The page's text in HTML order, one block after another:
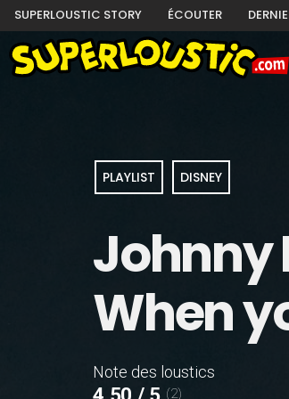
SUPERLOUSTIC STORY ÉCOUTER
PLAYLIST DISNEY
Johnny
When
Note des loustics
(2)